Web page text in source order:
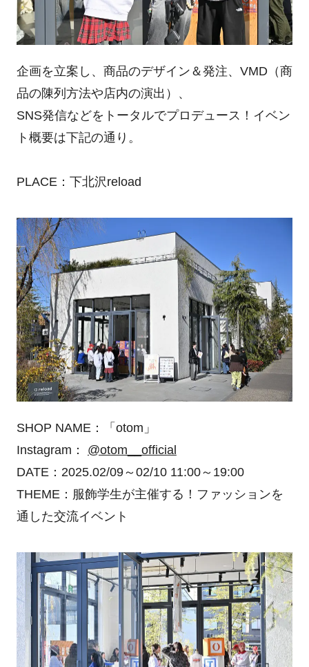
企画を立案し、商品のデザイン＆発注、VMD（商
品の陳列方法や店内の演出）、
SNS発信などをトータルでプロデュース！イベン
ト概要は下記の通り。
PLACE：下北沢reload
SHOP NAME：「otom」
Instagram： @otom__official
DATE：2025.02/09～02/10 11:00～19:00
THEME：服飾学生が主催する！ファッションを
通した交流イベント